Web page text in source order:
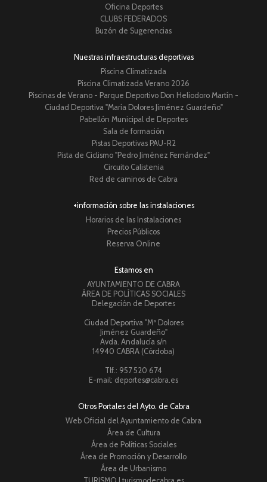
Oficina Deportes
CLUBS FEDERADOS
Buzón de Sugerencias
Nuestras infraestructuras deportivas
Piscina Climatizada
Piscina Climatizada Verano 2026
Piscinas de Verano - Parque Deportivo Don Heliodoro Martín -
Ciudad Deportiva "María Dolores Jiménez Guardeño"
Pabellón Municipal de Deportes
Sala de formación
Pistas Deportivas PAU-R2
Pista de Ciclismo "Pedro Jiménez Fernández"
Circuito Calistenia
Red de caminos de Cabra
+información sobre las instalaciones
Horarios de las Instalaciones
Precios Públicos
Reserva Online
Estamos en
AYUNTAMIENTO DE CABRA
ÁREA DE POLÍTICAS SOCIALES
Delegación de Deportes
Ciudad Deportiva "Mª Dolores
Jiménez Guardeño"
Avda. Andalucía s/n
14940 CABRA (Córdoba)
Tlf.: 957 520 674
E-mail: deportes@cabra.es
Otros Portales del Ayto. de Cabra
Web Oficial del Ayuntamiento de Cabra
Área de Cultura
Área de Políticas Sociales
Área de Promoción y Desarrollo
Área de Urbanismo